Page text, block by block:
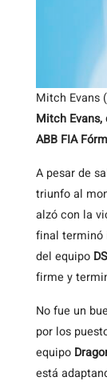
Mitch Evans
Mitch
ABB FIA
A pesar de
triunfo al
alzó con la
final terminó
del equipo
firme y
No fue un
por los
equipo
está